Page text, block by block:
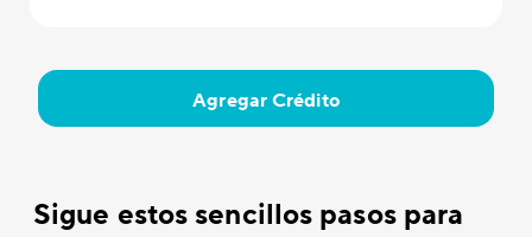
Agregar Crédito
Sigue estos sencillos pasos para